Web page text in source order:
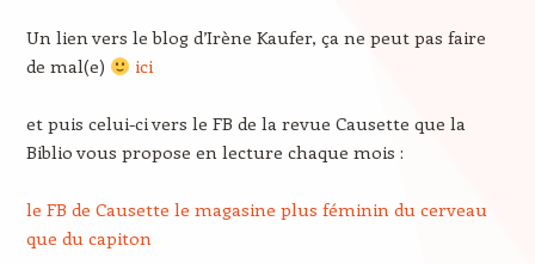
Un lien vers le blog d’Irène Kaufer, ça ne peut pas faire
de mal(e)
ici
et puis celui-ci vers le FB de la revue Causette que la
Biblio vous propose en lecture chaque mois :
le FB de Causette le magasine plus féminin du cerveau
que du capiton